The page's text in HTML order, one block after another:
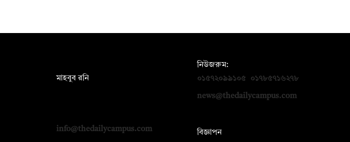
মাহবুব রনি
info@thedailycampus.com
নিউজরুম:
০১৫৭২০৯৯১০৫
০১৭৮৫৭১৬২৭৮
news@thedailycampus.com
বিজ্ঞাপন